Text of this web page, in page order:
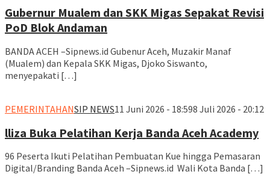
Gubernur Mualem dan SKK Migas Sepakat Revisi
PoD Blok Andaman
BANDA ACEH –Sipnews.id Gubenur Aceh, Muzakir Manaf
(Mualem) dan Kepala SKK Migas, Djoko Siswanto,
menyepakati […]
PEMERINTAHANSIP NEWS11 Juni 2026 - 18:598 Juli 2026 - 20:12
lliza Buka Pelatihan Kerja Banda Aceh Academy
96 Peserta Ikuti Pelatihan Pembuatan Kue hingga Pemasaran
Digital/Branding Banda Aceh –Sipnews.id Wali Kota Banda […]